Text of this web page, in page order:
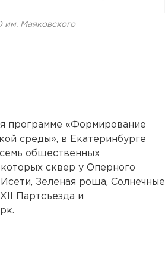
Маяковского
программе «Формирование
среды», в Екатеринбурге
общественных
сквер у Оперного
Зеленая роща, Солнечные
Партсъезда и